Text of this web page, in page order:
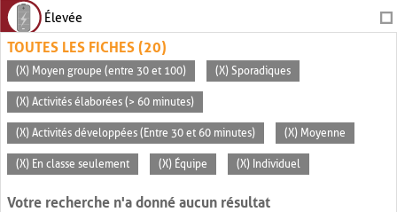
Élevée
TOUTES LES FICHES (20)
(X) Moyen groupe (entre 30 et 100) (X) Sporadiques
(X) Activités élaborées (> 60 minutes)
(X) Activités développées (Entre 30 et 60 minutes) (X) Moyenne
(X) En classe seulement (X) Équipe (X) Individuel
Votre recherche n'a donné aucun résultat